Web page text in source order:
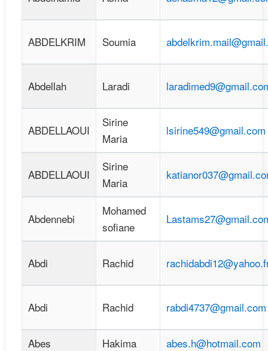
ABDELKRIM Soumia
Abdellah Laradi
ABDELLAOUI
Sirine
Maria
lsirine549@gmail.com
ABDELLAOUI
Sirine
Maria
Abdennebi
Mohamed
sofiane
Abdi Rachid
Abdi Rachid rabdi4737@gmail.com
Abes Hakima abes.h@hotmail.com